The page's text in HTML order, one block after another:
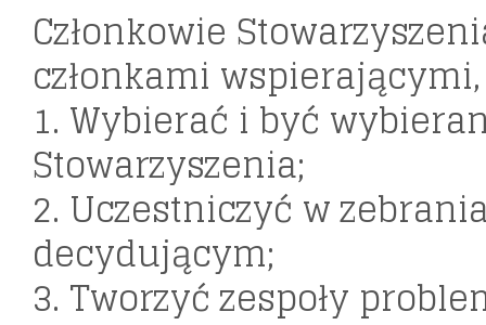
Członkowie
członkami
1. Wybierać i być
Stowarzyszenia;
2. Uczestniczyć w
decydującym;
3. Tworzyć zespoły